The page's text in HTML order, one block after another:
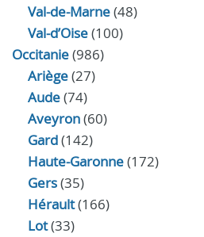
Val-de-Marne(48)
Val-d’Oise(100)
Occitanie(986)
Ariège(27)
Aude(74)
Aveyron(60)
Gard(142)
Haute-Garonne(172)
Gers(35)
Hérault(166)
Lot(33)